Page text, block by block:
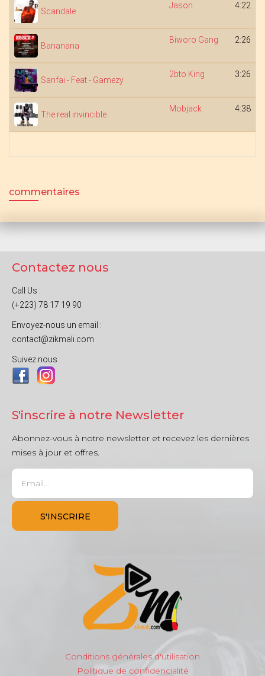
Scandale
Jason 4:22
Bananana
Biworo Gang 2:26
Sanfai - Feat - Gamezy
2bto King 3:26
The real invincible
Mobjack 4:38
commentaires
Contactez nous
Call Us :
(+223) 78 17 19 90
Envoyez-nous un email :
contact@zikmali.com
Suivez nous :
S'inscrire à notre Newsletter
Abonnez-vous à notre newsletter et recevez les dernières
mises à jour et offres.
Conditions générales d'utilisation
Politique de confidencialité